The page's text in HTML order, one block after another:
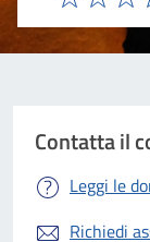
Valuta
Valuta 1
Contatta il
Leggi le
Richiedi